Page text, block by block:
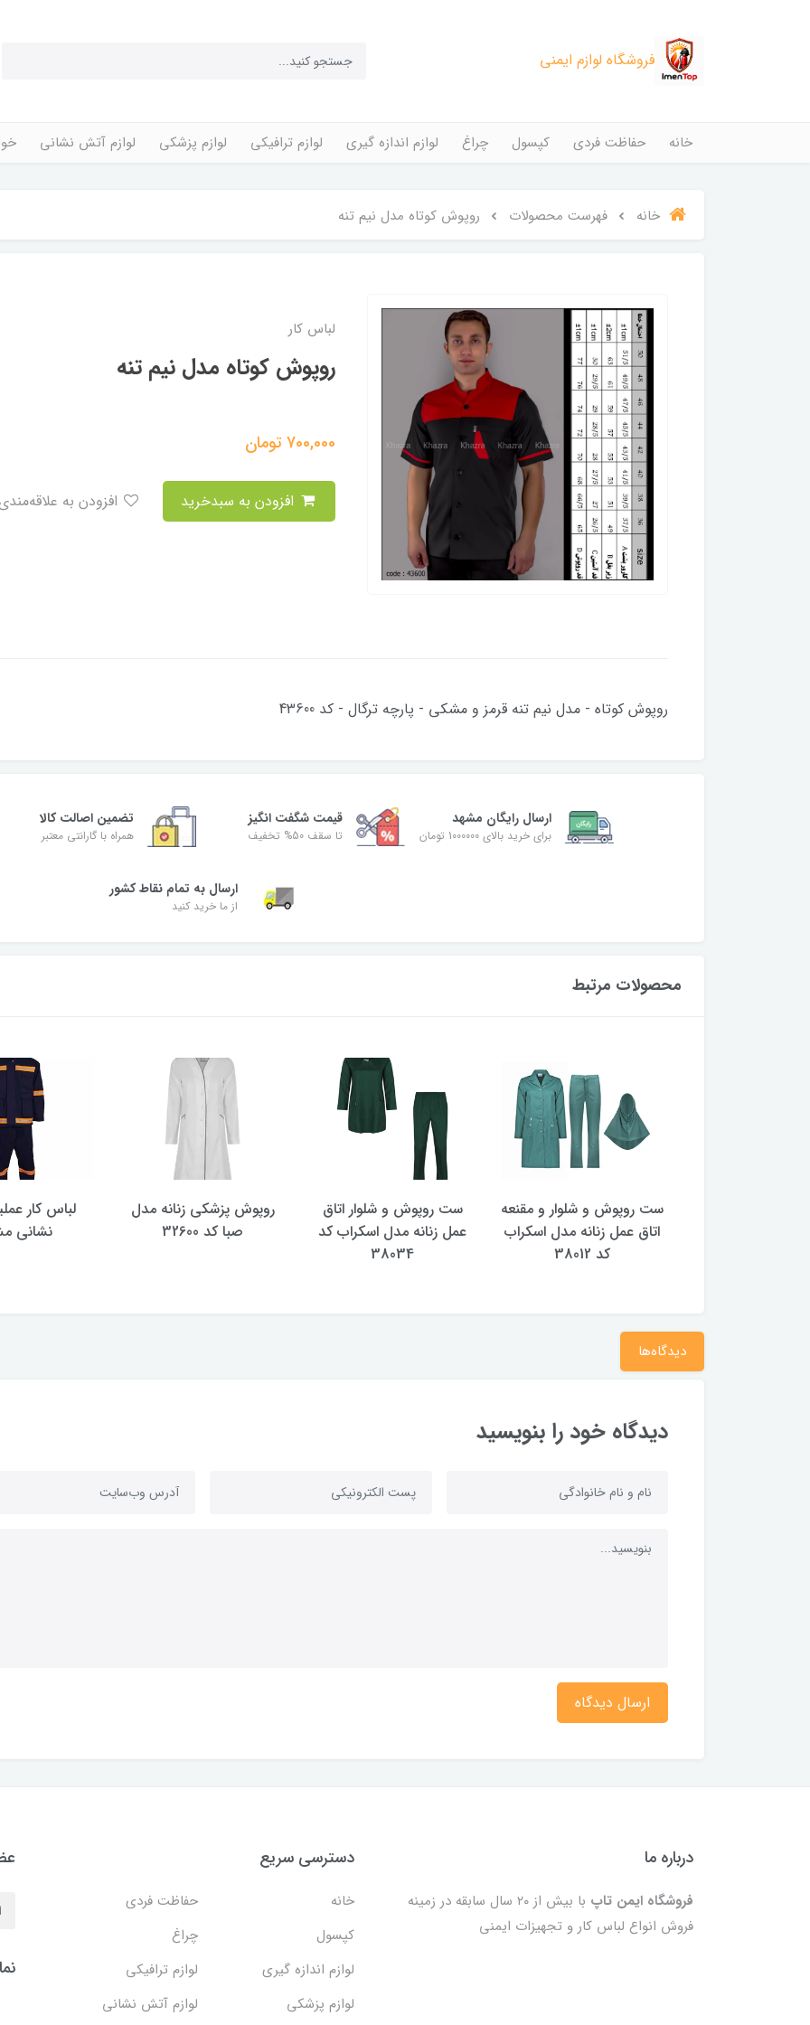
فروشگاه لوازم ایمنی
خانه حفاظت فردی کپسول چراغ لوازم اندازه گیری لوازم ترافیکی لوازم پزشکی لوازم آتش نشانی
خانه فهرست محصولات روپوش کوتاه مدل نیم تنه
لباس کار
روپوش کوتاه مدل نیم تنه
700,000تومان
روپوش کوتاه - مدل نیم تنه قرمز و مشکی - پارچه ترگال - کد 43600
ارسال رایگان مشهد
برای خرید بالای 1000000 تومان
قیمت شگفت‌ انگیز
تا سقف 50% تخفیف
تضمین اصالت کالا
همراه با گارانتی معتبر
ارسال به تمام نقاط کشور
از ما خرید کنید
محصولات مرتبط
ست روپوش و شلوار و مقنعه
اتاق عمل زنانه مدل اسکراب
کد 38012
ست روپوش و شلوار اتاق
عمل زنانه مدل اسکراب کد
38034
روپوش پزشکی زنانه مدل
صبا کد 32600
لباس کار
نشانی
دیدگاه‌ها
دیدگاه خود را بنویسید
ارسال دیدگاه
درباره ما
فروشگاه ایمن تاپ
با بیش از ۲۰ سال سابقه در زمینه
فروش انواع لباس کار و تجهیزات ایمنی
دسترسی سریع
خانه
حفاظت فردی
کپسول
چراغ
لوازم اندازه گیری
لوازم ترافیکی
لوازم پزشکی
لوازم آتش نشانی